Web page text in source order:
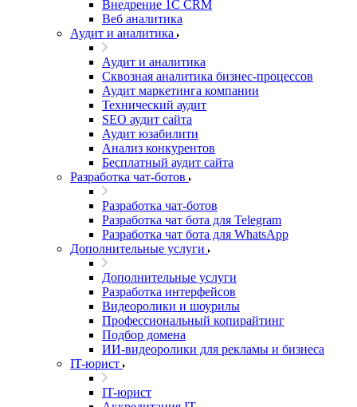
Внедрение 1C CRM
Веб аналитика
Аудит и аналитика
Аудит и аналитика
Сквозная аналитика бизнес-процессов
Аудит маркетинга компании
Технический аудит
SEO аудит сайта
Аудит юзабилити
Анализ конкурентов
Бесплатный аудит сайта
Разработка чат-ботов
Разработка чат-ботов
Разработка чат бота для Telegram
Разработка чат бота для WhatsApp
Дополнительные услуги
Дополнительные услуги
Разработка интерфейсов
Видеоролики и шоурилы
Профессиональный копирайтинг
Подбор домена
ИИ-видеоролики для рекламы и бизнеса
IT-юрист
IT-юрист